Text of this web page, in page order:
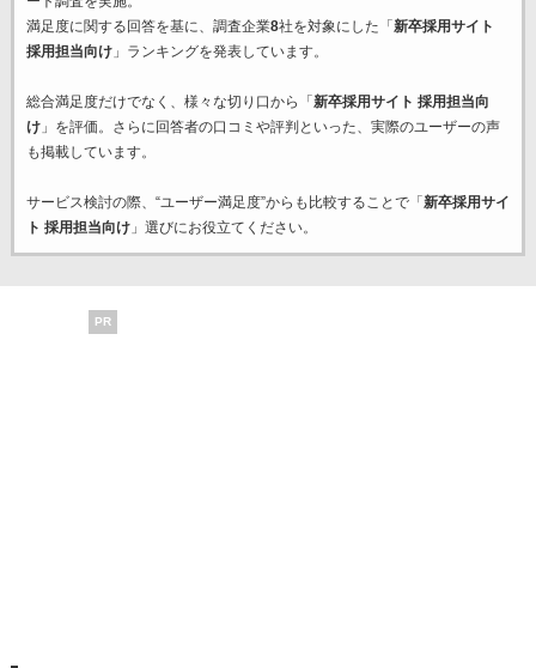
満足度に関する回答を基に、調査企業8社を対象にした「 新卒採用サイト
採用担当向け」ランキングを発表しています。
総合満足度だけでなく、様々な切り口から「 新卒採用サイト 採用担当向
け」を評価。さらに回答者の口コミや評判といった、実際のユーザーの声
も掲載しています。
サービス検討の際、“ユーザー満足度”からも比較することで「 新卒採用サイ
ト 採用担当向け」選びにお役立てください。
PR